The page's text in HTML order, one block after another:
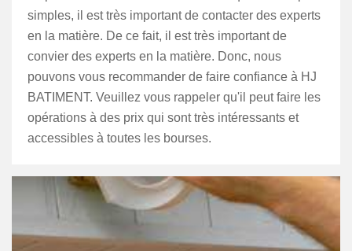
simples, il est très important de contacter des experts
en la matière. De ce fait, il est très important de
convier des experts en la matière. Donc, nous
pouvons vous recommander de faire confiance à HJ
BATIMENT. Veuillez vous rappeler qu'il peut faire les
opérations à des prix qui sont très intéressants et
accessibles à toutes les bourses.